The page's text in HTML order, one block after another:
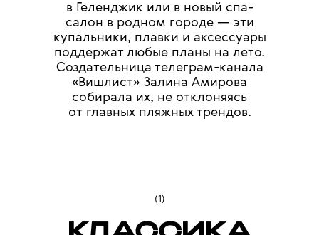
в Геленджик или в новый спа-
салон в родном городе — эти
купальники, плавки и аксессуары
поддержат любые планы на лето.
Создательница телеграм-канала
«Вишлист» Залина Амирова
собирала их, не отклоняясь
от главных пляжных трендов.
(1)